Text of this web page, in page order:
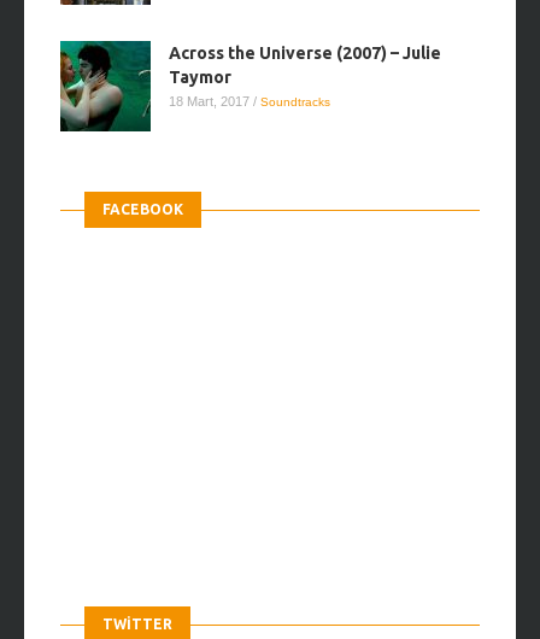
Across the Universe (2007) – Julie
Taymor
18 Mart, 2017 / Soundtracks
FACEBOOK
TWITTER